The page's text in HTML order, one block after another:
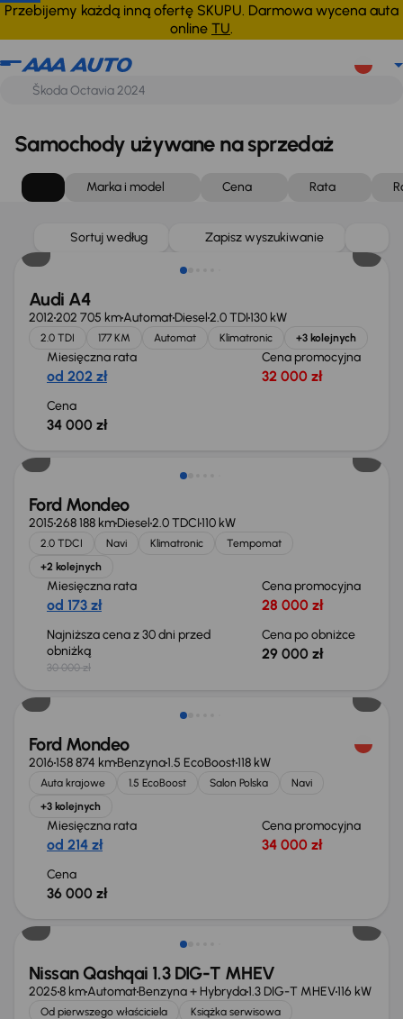
Przebijemy każdą inną ofertę SKUPU. Darmowa wycena auta
online TU.
Samochody używane na sprzedaż
Marka i model Cena Rata
Sortuj według Zapisz wyszukiwanie
Audi A4
2012202 705 kmAutomatDiesel2.0 TDI130 kW
2.0 TDI 177 KM Automat Klimatronic +3 kolejnych
Miesięczna rata
od 202 zł
Cena promocyjna
32 000 zł
Cena
34 000 zł
Ford Mondeo
2015268 188 kmDiesel2.0 TDCI110 kW
2.0 TDCI Navi Klimatronic
Tempomat
+2 kolejnych
Miesięczna rata
od 173 zł
Cena promocyjna
28 000 zł
Najniższa cena z 30 dni przed
obniżką
30 000 zł
Cena po obniżce
29 000 zł
Ford Mondeo
2016158 874 kmBenzyna1.5 EcoBoost118 kW
Auta krajowe 1.5 EcoBoost Salon Polska
Navi
+3 kolejnych
Miesięczna rata
od 214 zł
Cena promocyjna
34 000 zł
Cena
36 000 zł
Od nowego taniej o 36 775 zł
Nissan Qashqai 1.3 DIG-T MHEV
20258 kmAutomatBenzyna + Hybryda1.3 DIG-T MHEV116 kW
Od pierwszego właściciela
Książka serwisowa